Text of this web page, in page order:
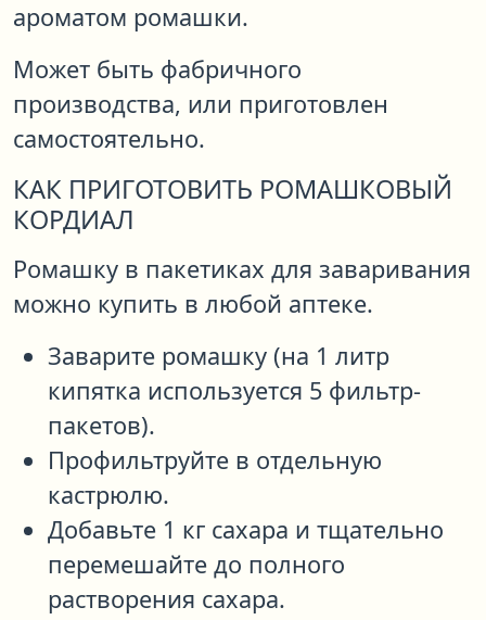
ароматом ромашки.
Может быть фабричного
производства, или приготовлен
самостоятельно.
КАК ПРИГОТОВИТЬ РОМАШКОВЫЙ
КОРДИАЛ
Ромашку в пакетиках для заваривания
можно купить в любой аптеке.
Заварите ромашку (на 1 литр
кипятка используется 5 фильтр-
пакетов).
Профильтруйте в отдельную
кастрюлю.
Добавьте 1 кг сахара и тщательно
перемешайте до полного
растворения сахара.